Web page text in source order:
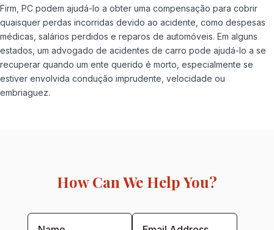
Firm, PC podem ajudá-lo a obter uma compensação para cobrir
quaisquer perdas incorridas devido ao acidente, como despesas
médicas, salários perdidos e reparos de automóveis. Em alguns
estados, um advogado de acidentes de carro pode ajudá-lo a se
recuperar quando um ente querido é morto, especialmente se
estiver envolvida condução imprudente, velocidade ou
embriaguez.
How Can We Help You?